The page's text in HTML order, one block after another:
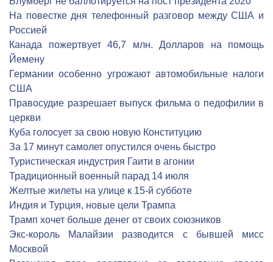
На повестке дня телефонный разговор между США и
Россией
Канада пожертвует 46,7 млн. Долларов на помощь
Йемену
Германии особенно угрожают автомобильные налоги
США
Правосудие разрешает выпуск фильма о педофилии в
церкви
Куба голосует за свою новую Конституцию
За 17 минут самолет опустился очень быстро
Туристическая индустрия Гаити в агонии
Традиционный военный парад 14 июля
Желтые жилеты на улице к 15-й субботе
Индия и Турция, новые цели Трампа
Трамп хочет больше денег от своих союзников
Экс-король Малайзии разводится с бывшей мисс
Москвой